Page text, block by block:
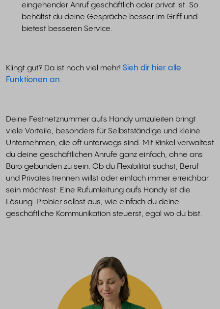
eingehender Anruf geschäftlich oder privat ist. So
behältst du deine Gespräche besser im Griff und
bietest besseren Service.
Klingt gut? Da ist noch viel mehr! Sieh dir hier alle
Funktionen an.
Deine Festnetznummer aufs Handy umzuleiten bringt
viele Vorteile, besonders für Selbstständige und kleine
Unternehmen, die oft unterwegs sind. Mit Rinkel verwaltest
du deine geschäftlichen Anrufe ganz einfach, ohne ans
Büro gebunden zu sein. Ob du Flexibilität suchst, Beruf
und Privates trennen willst oder einfach immer erreichbar
sein möchtest: Eine Rufumleitung aufs Handy ist die
Lösung. Probier selbst aus, wie einfach du deine
geschäftliche Kommunikation steuerst, egal wo du bist.